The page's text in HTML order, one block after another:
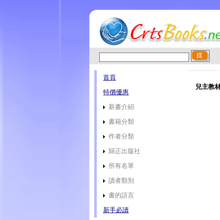
首頁
特價優惠
新書介紹
書籍分類
作者分類
歸正出版社
所有名單
讀者類別
書的語言
新手必讀
兒主教